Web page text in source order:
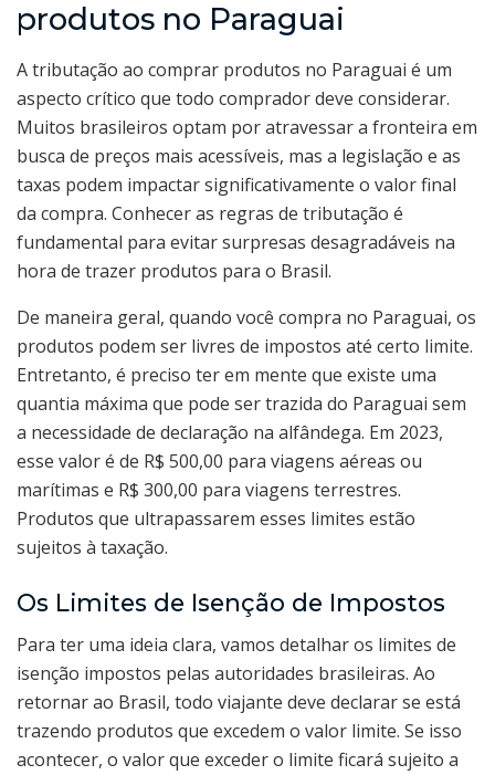
produtos no Paraguai
A tributação ao comprar produtos no Paraguai é um
aspecto crítico que todo comprador deve considerar.
Muitos brasileiros optam por atravessar a fronteira em
busca de preços mais acessíveis, mas a legislação e as
taxas podem impactar significativamente o valor final
da compra. Conhecer as regras de tributação é
fundamental para evitar surpresas desagradáveis na
hora de trazer produtos para o Brasil.
De maneira geral, quando você compra no Paraguai, os
produtos podem ser livres de impostos até certo limite.
Entretanto, é preciso ter em mente que existe uma
quantia máxima que pode ser trazida do Paraguai sem
a necessidade de declaração na alfândega. Em 2023,
esse valor é de R$ 500,00 para viagens aéreas ou
marítimas e R$ 300,00 para viagens terrestres.
Produtos que ultrapassarem esses limites estão
sujeitos à taxação.
Os Limites de Isenção de Impostos
Para ter uma ideia clara, vamos detalhar os limites de
isenção impostos pelas autoridades brasileiras. Ao
retornar ao Brasil, todo viajante deve declarar se está
trazendo produtos que excedem o valor limite. Se isso
acontecer, o valor que exceder o limite ficará sujeito a